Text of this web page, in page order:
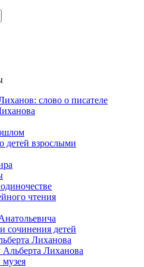
слово о писателе
детей взрослыми
чтения
сочинения детей
Лиханова
Альберта Лиханова
музея